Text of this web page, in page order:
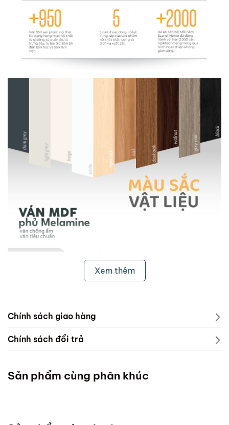
Xem thêm
Chính sách giao hàng
1. Freeship & Lắp đặt cho khách hàng các tỉnh thành
Miền Bắc
Chính sách đổi trả
Sản phẩm cùng phân khúc